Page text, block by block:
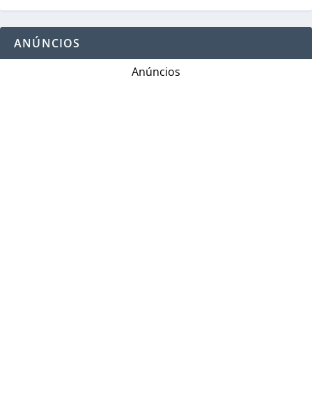
ANÚNCIOS
Anúncios